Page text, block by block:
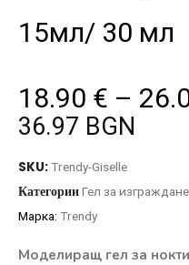
15мл/ 30 мл
18.90 € –
36.97 BGN
SKU:Trendy-Giselle
КатегорииГел за изграждане
Марка: Trendy
Моделиращ гел за